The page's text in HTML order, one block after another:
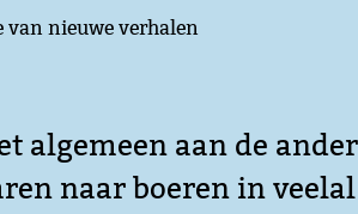
van nieuwe verhalen
algemeen aan de
naar boeren in